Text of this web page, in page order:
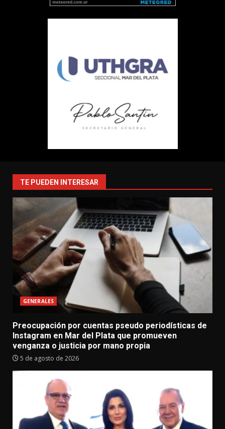
TE PUEDEN INTERESAR
GENERALES
Preocupación por cuentas pseudo periodísticas de
Instagram en Mar del Plata que promueven
venganza o justicia por mano propia
5 de agosto de 2026